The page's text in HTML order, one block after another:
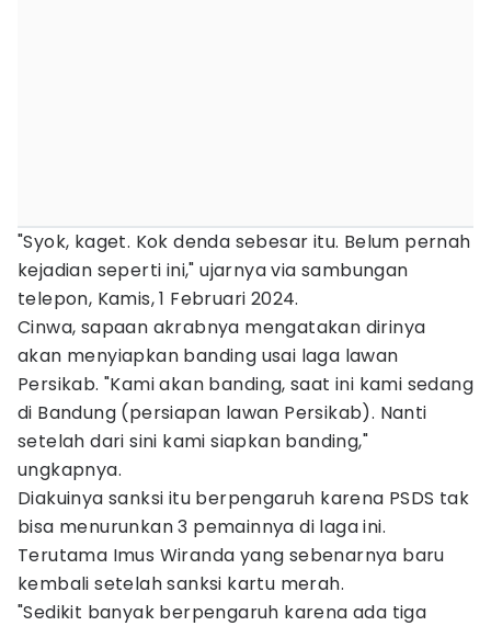
"Syok, kaget. Kok denda sebesar itu. Belum pernah
kejadian seperti ini," ujarnya via sambungan
telepon, Kamis, 1 Februari 2024.
Cinwa, sapaan akrabnya mengatakan dirinya
akan menyiapkan banding usai laga lawan
Persikab. "Kami akan banding, saat ini kami sedang
di Bandung (persiapan lawan Persikab). Nanti
setelah dari sini kami siapkan banding,"
ungkapnya.
Diakuinya sanksi itu berpengaruh karena PSDS tak
bisa menurunkan 3 pemainnya di laga ini.
Terutama Imus Wiranda yang sebenarnya baru
kembali setelah sanksi kartu merah.
"Sedikit banyak berpengaruh karena ada tiga